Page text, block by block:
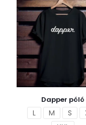
Dapper póló
L M S